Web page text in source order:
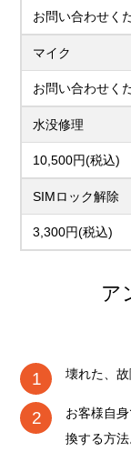
お問い合わせく
マイク
お問い合わせく
水没修理
10,500円(税込)
SIMロック解除
3,300円(税込)
ア
壊れた、
お客様自
換する方法